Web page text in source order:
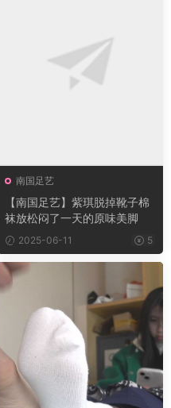
南国足艺
【南国足艺】紫琪脱掉靴子棉
袜放松闷了一天的原味美脚
2025-06-11 5